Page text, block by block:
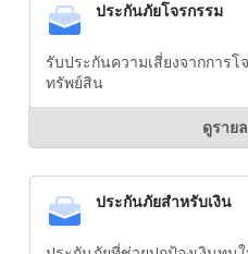
ประกันภัยโจรกรรม
รับประกันความเสี่ยงจากการ
ทรัพย์สิน
ดูราย
ประกันภัยสำหรับเงิน